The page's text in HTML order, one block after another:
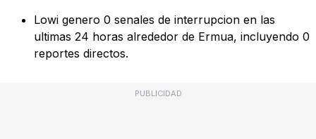
Lowi genero 0 senales de interrupcion en las
ultimas 24 horas alrededor de Ermua, incluyendo 0
reportes directos.
PUBLICIDAD